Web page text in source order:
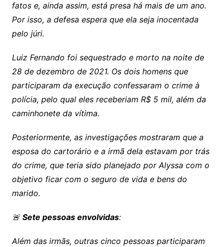
fatos e, ainda assim, está presa há mais de um ano.
Por isso, a defesa espera que ela seja inocentada
pelo júri.
Luiz Fernando foi sequestrado e morto na noite de
28 de dezembro de 2021. Os dois homens que
participaram da execução confessaram o crime à
polícia, pelo qual eles receberiam R$ 5 mil, além da
caminhonete da vítima.
Posteriormente, as investigações mostraram que a
esposa do cartorário e a irmã dela estavam por trás
do crime, que teria sido planejado por Alyssa com o
objetivo ficar com o seguro de vida e bens do
marido.
🚨 Sete pessoas envolvidas:
Além das irmãs, outras cinco pessoas participaram